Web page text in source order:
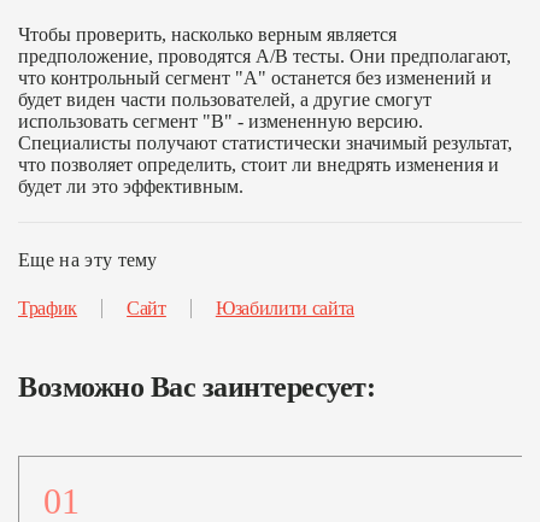
Чтобы проверить, насколько верным является
предположение, проводятся A/B тесты. Они предполагают,
что контрольный сегмент "А" останется без изменений и
будет виден части пользователей, а другие смогут
использовать сегмент "В" - измененную версию.
Специалисты получают статистически значимый результат,
что позволяет определить, стоит ли внедрять изменения и
будет ли это эффективным.
Еще на эту тему
Трафик Сайт Юзабилити сайта
Возможно Вас заинтересует:
01